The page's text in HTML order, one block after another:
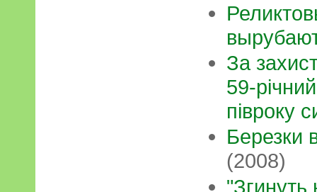
За
59-
півроку
Березки
(2008)
"Згинуть